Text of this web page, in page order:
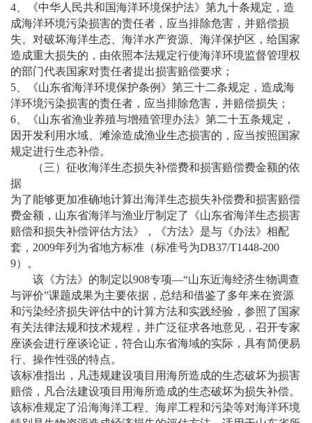
4、《中华人民共和国海洋环境保护法》第九十条规定，造
成海洋环境污染损害的责任者，应当排除危害，并赔偿损
失。对破坏海洋生态、海洋水产资源、海洋保护区，给国家
造成重大损失的，由依照本法规定行使海洋环境监督管理权
的部门代表国家对责任者提出损害赔偿要求；
5、《山东省海洋环境保护条例》第三十二条规定，造成海
洋环境污染损害的责任者，应当排除危害，并赔偿损失；
6、《山东省渔业养殖与增殖管理办法》第二十五条规定，
因开发利用水域、滩涂造成渔业生态损害的，应当按照国家
规定进行生态补偿。
（三）征收海洋生态损失补偿费和损害赔偿费金额的依
据
为了能够更加准确地计算出海洋生态损失补偿费和损害赔偿
费金额，山东省海洋与渔业厅制定了《山东省海洋生态损害
赔偿和损失补偿评估方法》，《方法》是与《办法》相配
套， 2009年列为省地方标准（标准号为DB37/T1448-200
9）。
该《方法》的制定以908专项—“山东近海经济生物调查
与评价”课题成果为主要依据，总结和借鉴了多年来在资源
和污染经济损失评估中的计算方法和实践经验，参照了国家
有关法律法规和技术规程，并广泛征求各地意见，召开专家
座谈会进行座谈论证，符合山东省海域的实际，具有简便易
行、操作性强的特点。
该标准指出，凡违规建设项目用海所造成的生态破坏为损害
赔偿，凡合法建设项目用海所造成的生态破坏为损失补偿。
该标准规定了沿海海洋工程、海岸工程和污染等对海洋环境